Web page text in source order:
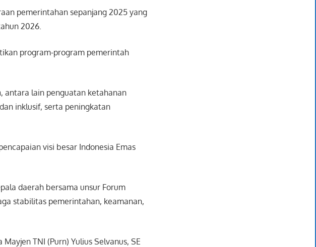
pemerintahan sepanjang 2025 yang
2026.
program-program pemerintah
antara lain penguatan ketahanan
inklusif, serta peningkatan
visi besar Indonesia Emas
daerah bersama unsur Forum
stabilitas pemerintahan, keamanan,
TNI (Purn) Yulius Selvanus, SE